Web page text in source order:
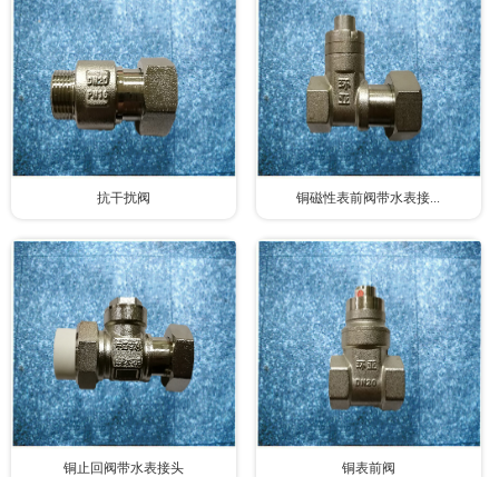
抗干扰阀 铜磁性表前阀带水表接...
铜止回阀带水表接头 铜表前阀